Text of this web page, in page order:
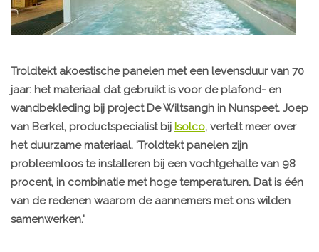
Troldtekt akoestische panelen met een levensduur van 70
jaar: het materiaal dat gebruikt is voor de plafond- en
wandbekleding bij project De Wiltsangh in Nunspeet. Joep
van Berkel, productspecialist bij Isolco, vertelt meer over
het duurzame materiaal. 'Troldtekt panelen zijn
probleemloos te installeren bij een vochtgehalte van 98
procent, in combinatie met hoge temperaturen. Dat is één
van de redenen waarom de aannemers met ons wilden
samenwerken.'